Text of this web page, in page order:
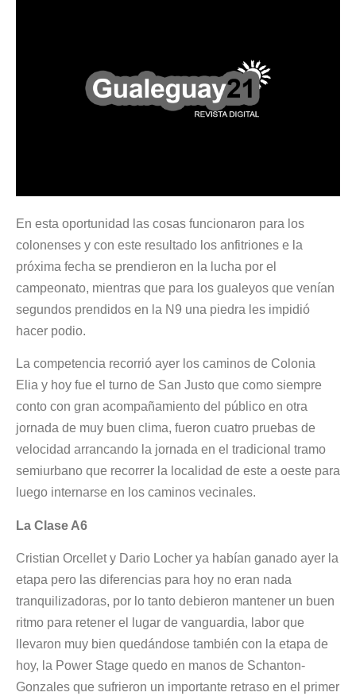
En esta oportunidad las cosas funcionaron para los
colonenses y con este resultado los anfitriones e la
próxima fecha se prendieron en la lucha por el
campeonato, mientras que para los gualeyos que venían
segundos prendidos en la N9 una piedra les impidió
hacer podio.
La competencia recorrió ayer los caminos de Colonia
Elia y hoy fue el turno de San Justo que como siempre
conto con gran acompañamiento del público en otra
jornada de muy buen clima, fueron cuatro pruebas de
velocidad arrancando la jornada en el tradicional tramo
semiurbano que recorrer la localidad de este a oeste para
luego internarse en los caminos vecinales.
La Clase A6
Cristian Orcellet y Dario Locher ya habían ganado ayer la
etapa pero las diferencias para hoy no eran nada
tranquilizadoras, por lo tanto debieron mantener un buen
ritmo para retener el lugar de vanguardia, labor que
llevaron muy bien quedándose también con la etapa de
hoy, la Power Stage quedo en manos de Schanton-
Gonzales que sufrieron un importante retraso en el primer